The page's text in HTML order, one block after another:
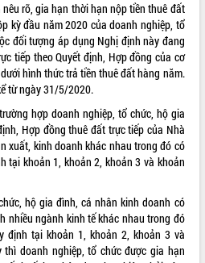
rõ, gia hạn thời hạn nộp tiền thuê đất
kỳ đầu năm 2020 của doanh nghiệp, tổ
đối tượng áp dụng Nghị định này đang
tiếp theo Quyết định, Hợp đồng của cơ
hình thức trả tiền thuê đất hàng năm.
từ ngày 31/5/2020.
hợp doanh nghiệp, tổ chức, hộ gia
Hợp đồng thuê đất trực tiếp của Nhà
xuất, kinh doanh khác nhau trong đó có
tại khoản 1, khoản 2, khoản 3 và khoản
hộ gia đình, cá nhân kinh doanh có
nhiều ngành kinh tế khác nhau trong đó
định tại khoản 1, khoản 2, khoản 3 và
doanh nghiệp, tổ chức được gia hạn